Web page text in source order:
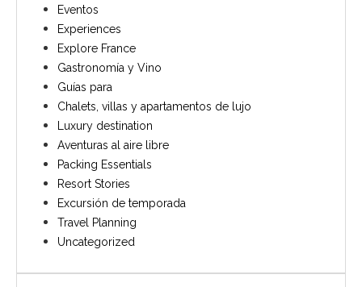
Eventos
Experiences
Explore France
Gastronomía y Vino
Guías para
Chalets, villas y apartamentos de lujo
Luxury destination
Aventuras al aire libre
Packing Essentials
Resort Stories
Excursión de temporada
Travel Planning
Uncategorized